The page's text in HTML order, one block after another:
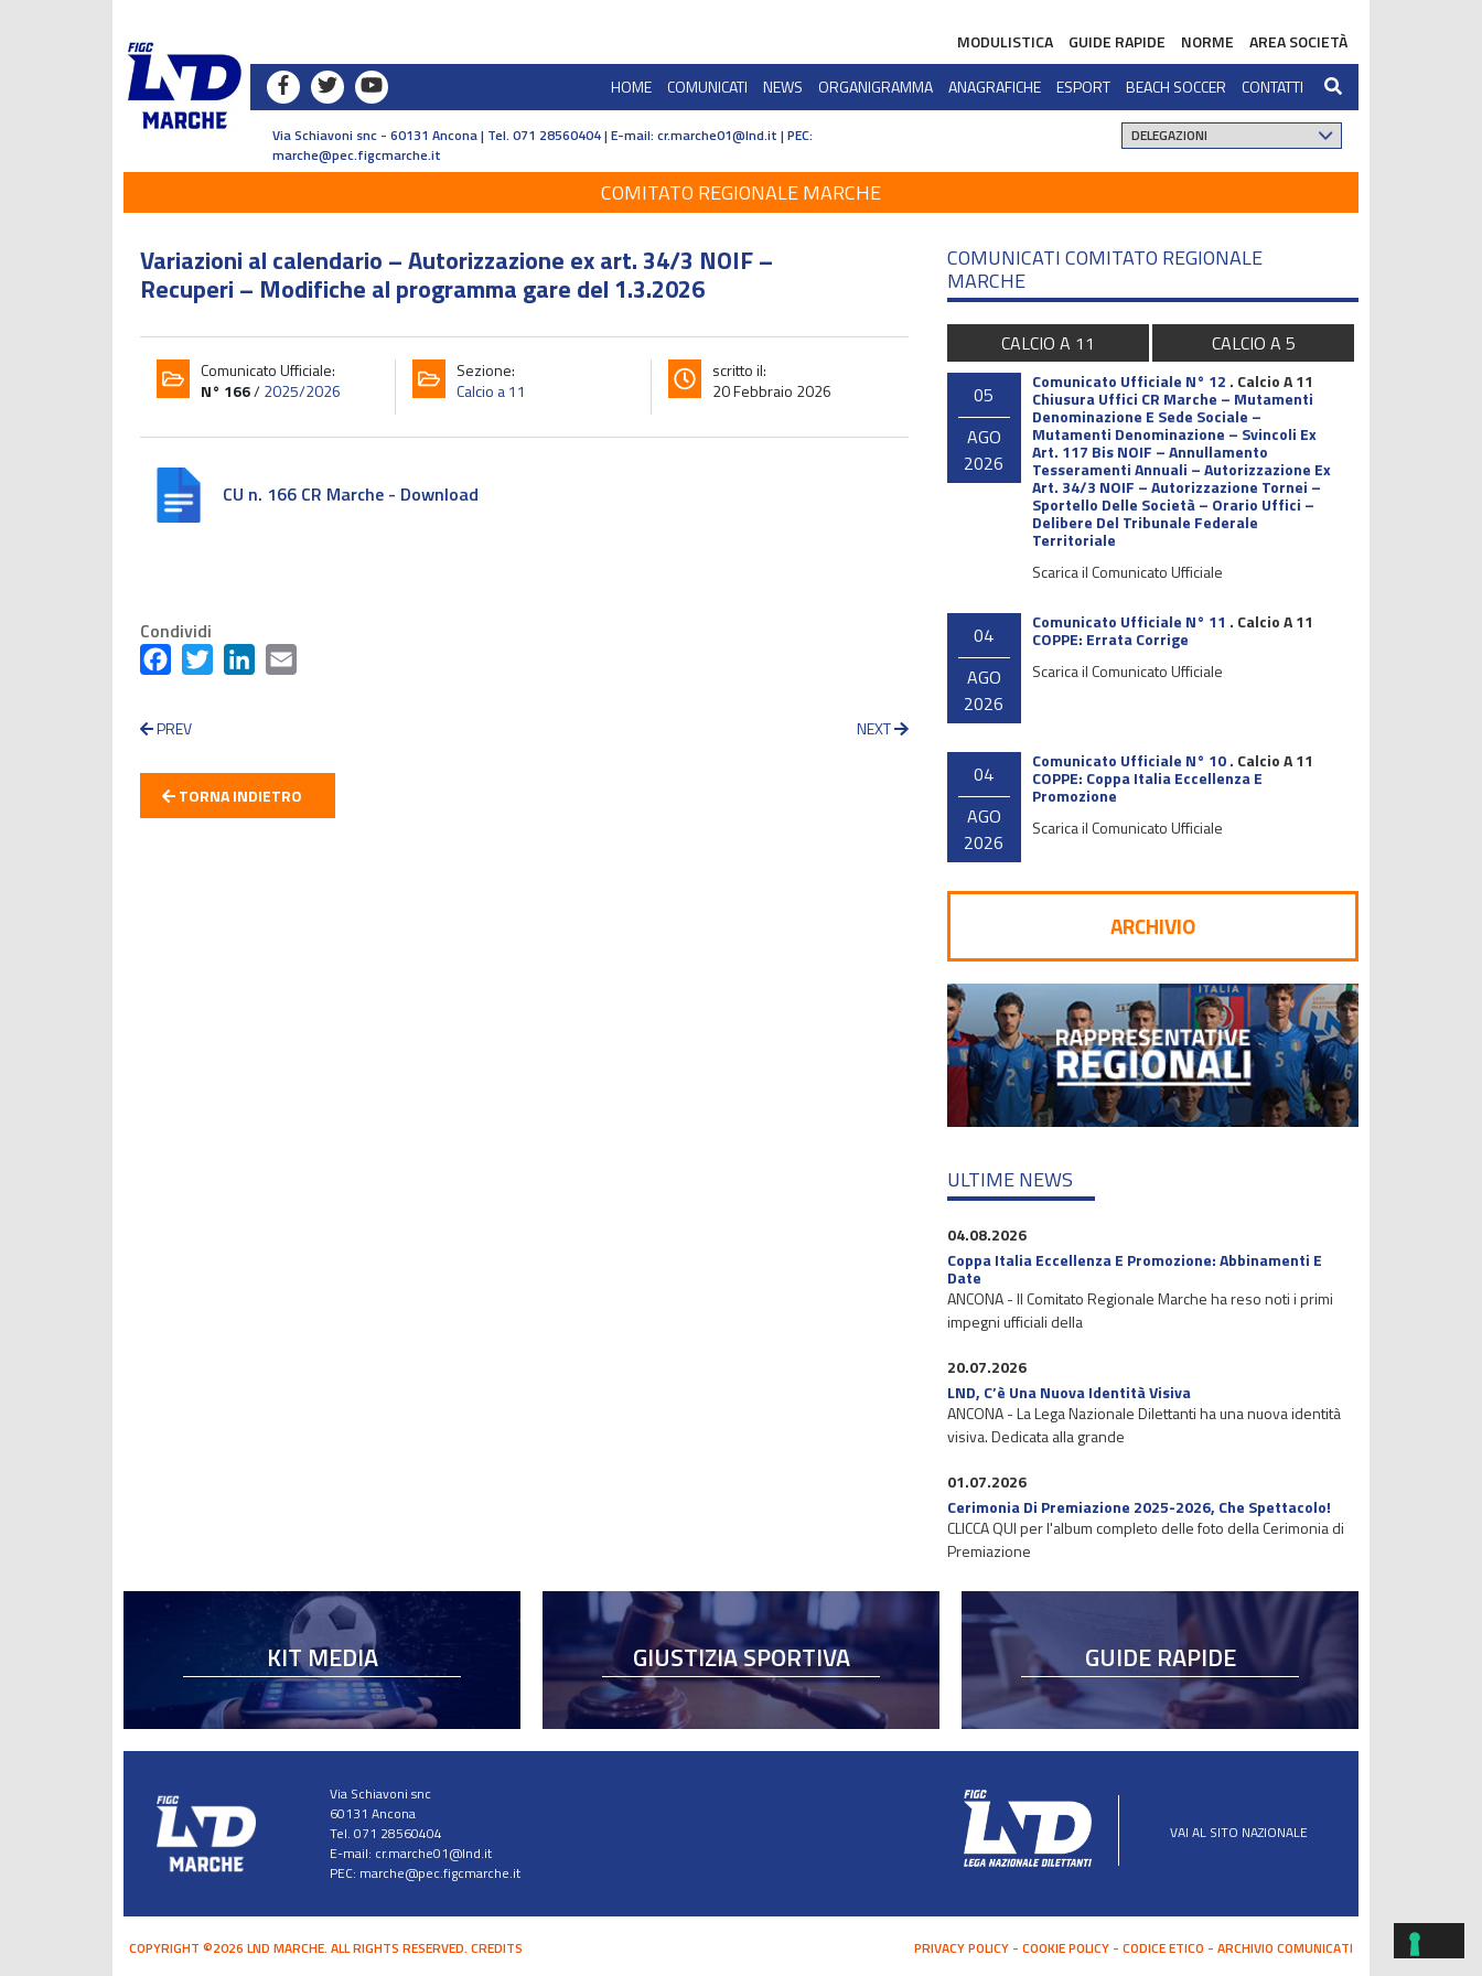
MODULISTICA GUIDE RAPIDE NORME
AREA SOCIETÀ
HOME
COMUNICATI NEWS ORGANIGRAMMA ANAGRAFICHE ESPORT BEACH SOCCER CONTATTI
Via Schiavoni snc - 60131 Ancona | Tel. 071 28560404 | E-mail: cr.marche01@lnd.it | PEC:
marche@pec.figcmarche.it
COMITATO REGIONALE MARCHE
Variazioni al calendario – Autorizzazione ex art. 34/3 NOIF –
Recuperi – Modifiche al programma gare del 1.3.2026
Comunicato Ufficiale:
N° 166/2025/2026
Sezione:
Calcio a 11
scritto il:
20 Febbraio 2026
CU n. 166 CR Marche - Download
Condividi
FacebookTwitter LinkedIn
PREV NEXT
TORNA INDIETRO
COMUNICATI COMITATO REGIONALE
MARCHE
CALCIO A 11
CALCIO A 5
05
AGO
2026
Comunicato Ufficiale N° 12 . Calcio A 11
Chiusura Uffici CR Marche – Mutamenti
Denominazione E Sede Sociale –
Mutamenti Denominazione – Svincoli Ex
Art. 117 Bis NOIF – Annullamento
Tesseramenti Annuali – Autorizzazione Ex
Art. 34/3 NOIF – Autorizzazione Tornei –
Sportello Delle Società – Orario Uffici –
Delibere Del Tribunale Federale
Territoriale
Scarica il Comunicato Ufficiale
04
AGO
2026
Comunicato Ufficiale N° 11 . Calcio A 11
COPPE: Errata Corrige
Scarica il Comunicato Ufficiale
04
AGO
2026
Comunicato Ufficiale N° 10. Calcio A 11
COPPE: Coppa Italia Eccellenza E
Promozione
Scarica il Comunicato Ufficiale
ARCHIVIO
ULTIME NEWS
04.08.2026
Coppa Italia Eccellenza E Promozione: Abbinamenti E
Date
ANCONA - Il Comitato Regionale Marche ha reso noti i primi
impegni ufficiali della
20.07.2026
LND, C’è Una Nuova Identità Visiva
ANCONA - La Lega Nazionale Dilettanti ha una nuova identità
visiva. Dedicata alla grande
01.07.2026
Cerimonia Di Premiazione 2025-2026, Che Spettacolo!
CLICCA QUI per l'album completo delle foto della Cerimonia di
Premiazione
KIT MEDIA GIUSTIZIA SPORTIVA GUIDE RAPIDE
Via Schiavoni snc
60131 Ancona
Tel. 071 28560404
E-mail: cr.marche01@lnd.it
PEC: marche@pec.figcmarche.it
VAI AL SITO NAZIONALE
COPYRIGHT ©2026 LND MARCHE. ALL RIGHTS RESERVED. CREDITS PRIVACY POLICY COOKIE POLICY CODICE ETICO ARCHIVIO COMUNICATI